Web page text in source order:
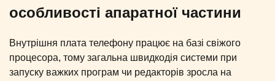
особливості апаратної частини
Внутрішня плата телефону працює на базі свіжого
процесора, тому загальна швидкодія системи при
запуску важких програм чи редакторів зросла на